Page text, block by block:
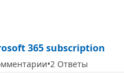
365 subscription
2 Ответы